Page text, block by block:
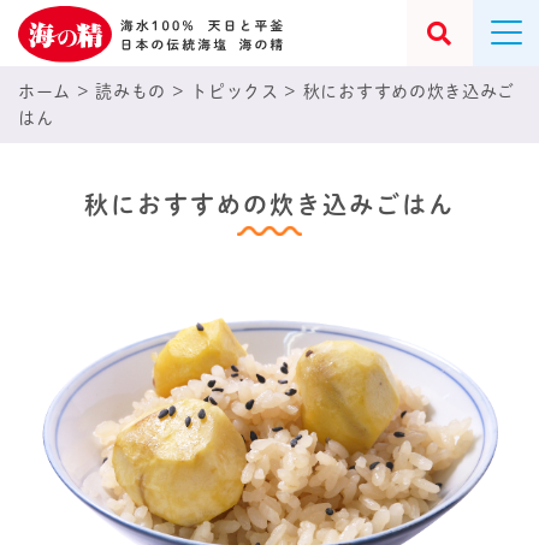
ホーム >読みもの > トピックス > 秋におすすめの炊き込みご
はん
秋におすすめの炊き込みごはん